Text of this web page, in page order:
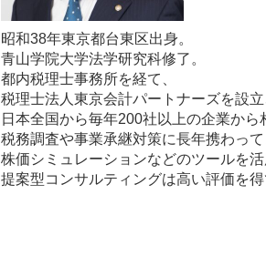
昭和38年東京都台東区出身。
青山学院大学法学研究科修了。
都内税理士事務所を経て、
税理士法人東京会計パートナーズを設立
日本全国から毎年200社以上の企業から
税務調査や事業承継対策に長年携わって
株価シミュレーションなどのツールを活
提案型コンサルティングは高い評価を得